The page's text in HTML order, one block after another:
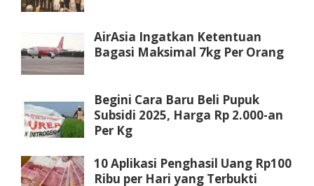
AirAsia Ingatkan Ketentuan
Bagasi Maksimal 7kg Per Orang
Begini Cara Baru Beli Pupuk
Subsidi 2025, Harga Rp 2.000-an
Per Kg
10 Aplikasi Penghasil Uang Rp100
Ribu per Hari yang Terbukti